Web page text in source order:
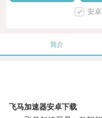
安
简介
飞马加速器安卓下载